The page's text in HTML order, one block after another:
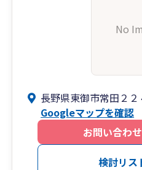
No
長野県東御市常田２２
Googleマップを確認
お問い合わせ
検討リス